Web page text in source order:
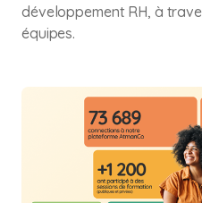
développement RH, à
équipes.